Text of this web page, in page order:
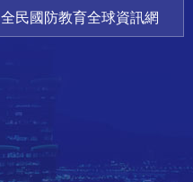
全民國防教育全球資訊網